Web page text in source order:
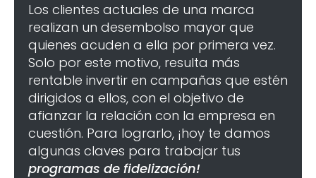
Los clientes actuales de una marca
realizan un desembolso mayor que
quienes acuden a ella por primera vez.
Solo por este motivo, resulta más
rentable invertir en campañas que estén
dirigidos a ellos, con el objetivo de
afianzar la relación con la empresa en
cuestión. Para lograrlo, ¡hoy te damos
algunas claves para trabajar tus
programas de fidelización!